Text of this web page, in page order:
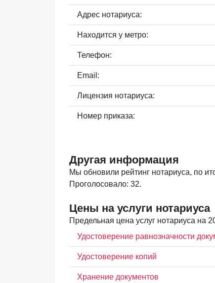
Адрес нотариуса:
Находится у метро:
Телефон:
Email:
Лицензия нотариуса:
Номер приказа:
Другая информация
Мы обновили рейтинг нотариуса, по
Проголосовало: 32.
Цены на услуги нотариуса
Предельная цена услуг нотариуса на
Удостоверение равнозначности
Удостоверение копий
Хранение документов